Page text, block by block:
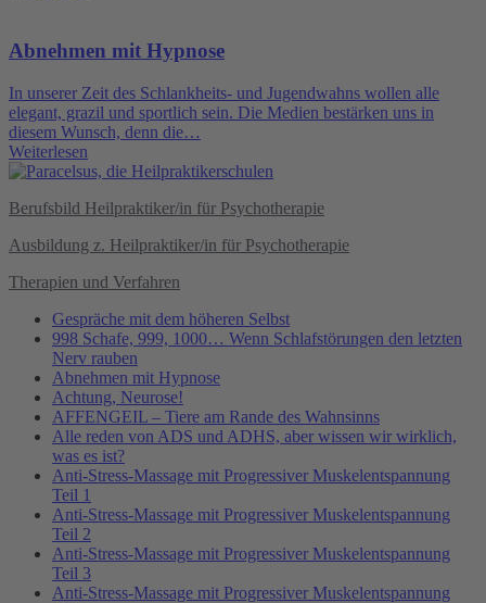
Abnehmen mit Hypnose
In unserer Zeit des Schlankheits- und Jugendwahns wollen alle
elegant, grazil und sportlich sein. Die Medien bestärken uns in
diesem Wunsch, denn die…
Weiterlesen
Berufsbild Heilpraktiker/in für Psychotherapie
Ausbildung z. Heilpraktiker/in für Psychotherapie
Therapien und Verfahren
Gespräche mit dem höheren Selbst
998 Schafe, 999, 1000… Wenn Schlafstörungen den letzten
Nerv rauben
Abnehmen mit Hypnose
Achtung, Neurose!
AFFENGEIL – Tiere am Rande des Wahnsinns
Alle reden von ADS und ADHS, aber wissen wir wirklich,
was es ist?
Anti-Stress-Massage mit Progressiver Muskelentspannung
Teil 1
Anti-Stress-Massage mit Progressiver Muskelentspannung
Teil 2
Anti-Stress-Massage mit Progressiver Muskelentspannung
Teil 3
Anti-Stress-Massage mit Progressiver Muskelentspannung